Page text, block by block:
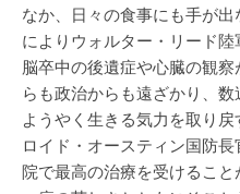
なか、日々の食事にも手が
によりウォルター・リード陸
脳卒中の後遺症や心臓の観
らも政治からも遠ざかり、
ようやく生きる気力を取り
ロイド・オースティン国防
院で最高の治療を受けるこ